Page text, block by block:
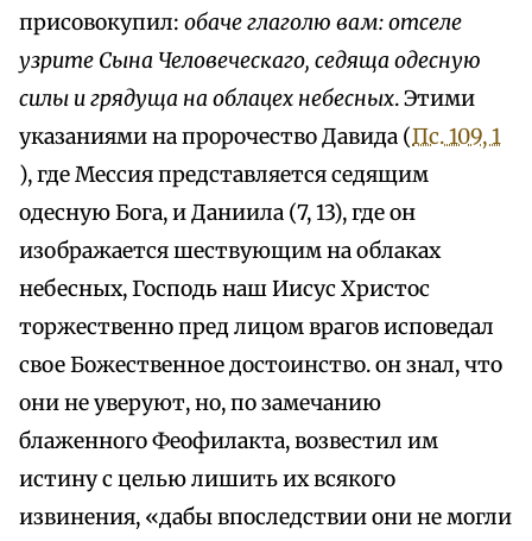
присовокупил: обаче глаголю вам: отселе
узрите Сына Человеческаго, седяща одесную
силы и грядуща на облацех небесных. Этими
указаниями на пророчество Давида (Пс. 109, 1
), где Мессия представляется седящим
одесную Бога, и Даниила (7, 13), где он
изображается шествующим на облаках
небесных, Господь наш Иисус Христос
торжественно пред лицом врагов исповедал
свое Божественное достоинство. он знал, что
они не уверуют, но, по замечанию
блаженного Феофилакта, возвестил им
истину с целью лишить их всякого
извинения, «дабы впоследствии они не могли